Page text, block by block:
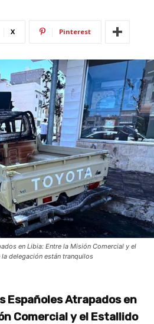
X Pinterest
en Libia: Entre la Misión Comercial y el
delegación están tranquilos
Españoles Atrapados en
Comercial y el Estallido